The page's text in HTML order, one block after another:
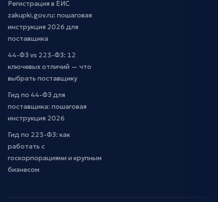
Регистрация в ЕИС
zakupki.gov.ru: пошаговая
инструкция 2026 для
поставщика
44-ФЗ vs 223-ФЗ: 12
ключевых отличий — что
выбрать поставщику
Гид по 44-ФЗ для
поставщика: пошаговая
инструкция 2026
Гид по 223-ФЗ: как
работать с
госкорпорациями и крупным
бизнесом